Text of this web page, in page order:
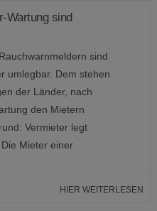
Wartung sind
sind
umlegbar. Dem stehen
der Länder, nach
den Mietern
Vermieter legt
Mieter einer
HIER WEITERLESEN